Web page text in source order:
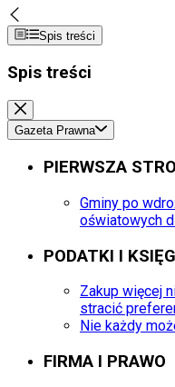
Spis treści
Spis treści
Gazeta Prawna
PIERWSZA
Gminy po
oświatowych
PODATKI I
Zakup więcej
stracić
Nie każdy
FIRMA I PRAWO